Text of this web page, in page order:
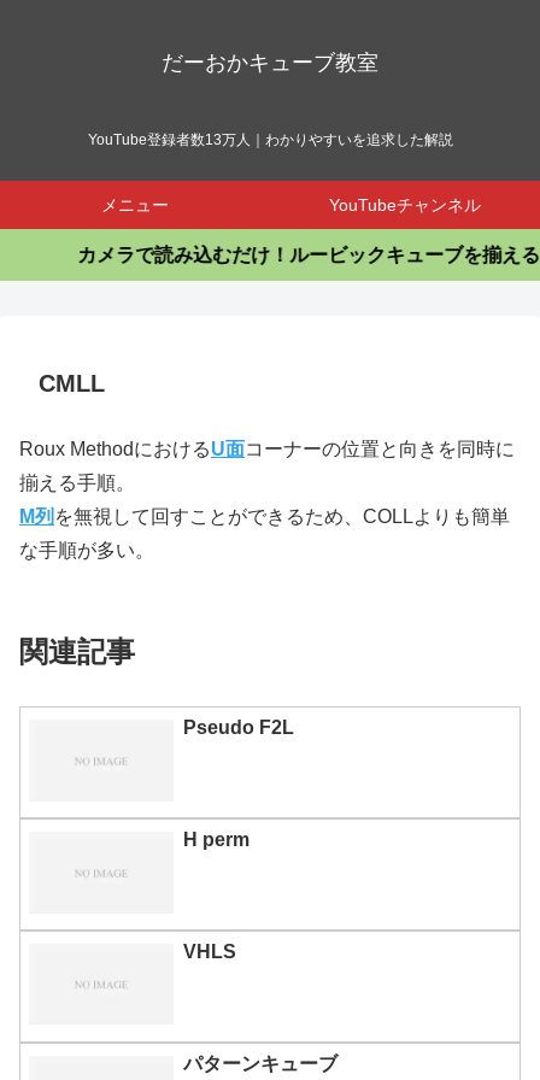
だーおかキューブ教室
YouTube登録者数13万人｜わかりやすいを追求した解説
メニュー YouTubeチャンネル
カメラで読み込むだけ！ルービックキューブを揃えるア
CMLL
Roux MethodにおけるU面コーナーの位置と向きを同時に
揃える手順。
M列 を無視して回すことができるため、COLLよりも簡単
な手順が多い。
関連記事
Pseudo F2L
H perm
VHLS
パターンキューブ